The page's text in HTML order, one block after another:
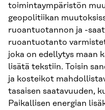
toimintaympäristön
geopolitiikan
ruoantuotannon ja -
ruoantuotanto
joka on edellytys maan
lisätä tekstiin. Toisin
ja kosteikot
tasaisen saatavuuden,
Paikallisen energian